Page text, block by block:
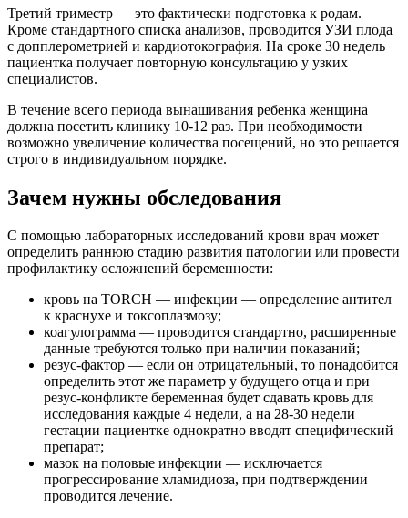
Третий триместр — это фактически подготовка к родам.
Кроме стандартного списка анализов, проводится УЗИ плода
с допплерометрией и кардиотокография. На сроке 30 недель
пациентка получает повторную консультацию у узких
специалистов.
В течение всего периода вынашивания ребенка женщина
должна посетить клинику 10-12 раз. При необходимости
возможно увеличение количества посещений, но это решается
строго в индивидуальном порядке.
Зачем нужны обследования
С помощью лабораторных исследований крови врач может
определить раннюю стадию развития патологии или провести
профилактику осложнений беременности:
кровь на TORCH — инфекции — определение антител
к краснухе и токсоплазмозу;
коагулограмма — проводится стандартно, расширенные
данные требуются только при наличии показаний;
резус-фактор — если он отрицательный, то понадобится
определить этот же параметр у будущего отца и при
резус-конфликте беременная будет сдавать кровь для
исследования каждые 4 недели, а на 28-30 недели
гестации пациентке однократно вводят специфический
препарат;
мазок на половые инфекции — исключается
прогрессирование хламидиоза, при подтверждении
проводится лечение.